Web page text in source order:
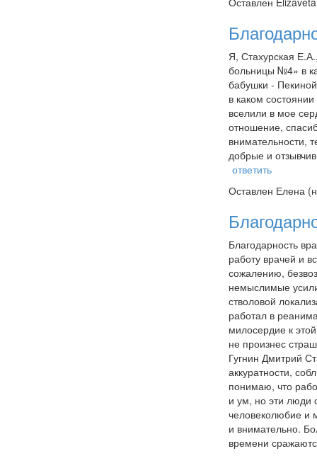
Я, Стахурская
больницы №4» в
бабушки -
в каком
вселили в мое
отношение,
внимательности,
добрые и
ответить
Оставлен Елена
Благодарность
работу врачей и
сожалению,
немыслимые
стволовой
работал в
милосердие к
не произнес
Гугнин Дмитрий
аккуратности,
понимаю, что
и ум, но эти люди
человеколюбие и
и внимательно.
времени